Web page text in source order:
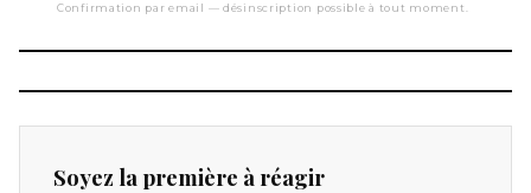
Confirmation par email — désinscription possible à tout moment.
Soyez la première à réagir